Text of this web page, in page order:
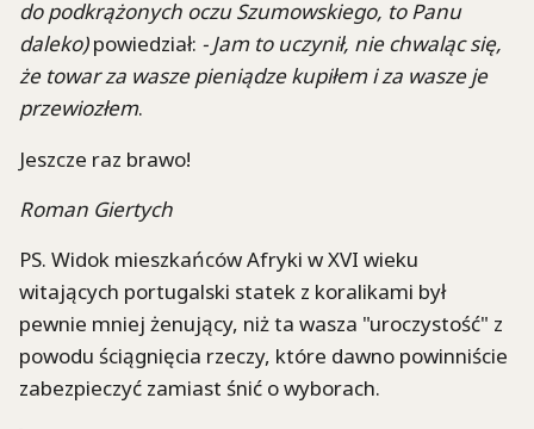
do podkrążonych oczu Szumowskiego, to Panu
daleko)powiedział: - Jam to uczynił, nie chwaląc się,
że towar za wasze pieniądze kupiłem i za wasze je
przewiozłem.
Jeszcze raz brawo!
Roman Giertych
PS. Widok mieszkańców Afryki w XVI wieku
witających portugalski statek z koralikami był
pewnie mniej żenujący, niż ta wasza "uroczystość" z
powodu ściągnięcia rzeczy, które dawno powinniście
zabezpieczyć zamiast śnić o wyborach.